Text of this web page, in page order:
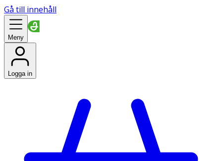
Gå till innehåll
Meny
Logga in